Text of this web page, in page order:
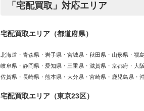
「宅配買取」対応エリア
宅配買取エリア（都道府県）
北海道・青森県・岩手県・宮城県・秋田県・山形県・福
岐阜県・静岡県・愛知県・三重県・滋賀県・京都府・大
佐賀県・長崎県・熊本県・大分県・宮崎県・鹿児島県・
宅配買取エリア（東京23区）